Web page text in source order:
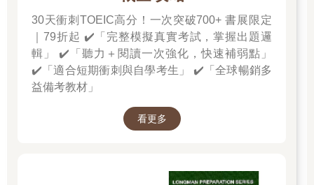
30天衝刺TOEIC高分！一次突破700+ 書展限定
｜79折起 ✔️「完整模擬真實考試，掌握出題邏
輯」 ✔️「聽力＋閱讀一次強化，快速補弱點」
✔️「適合短期衝刺與自學考生」 ✔️「全球暢銷多
益備考教材」
看更多